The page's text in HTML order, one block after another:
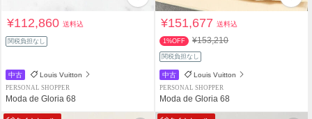
¥112,860送料込
関税負担なし
中古 Louis Vuitton
PERSONAL SHOPPER
Moda de Gloria 68
¥151,677送料込
1%OFF ¥153,210
関税負担なし
中古 Louis Vuitton
PERSONAL SHOPPER
Moda de Gloria 68